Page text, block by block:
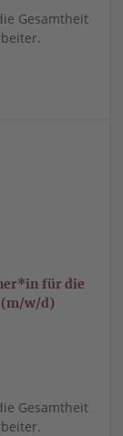
Gesamtheit
für die
(m/w/d)
Gesamtheit